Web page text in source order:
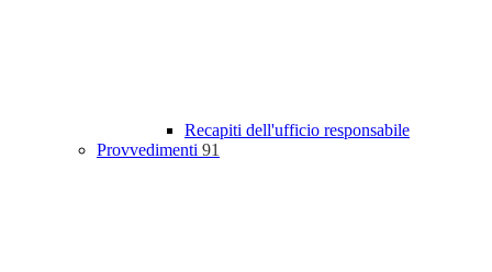
Recapiti dell'ufficio responsabile
Provvedimenti 91